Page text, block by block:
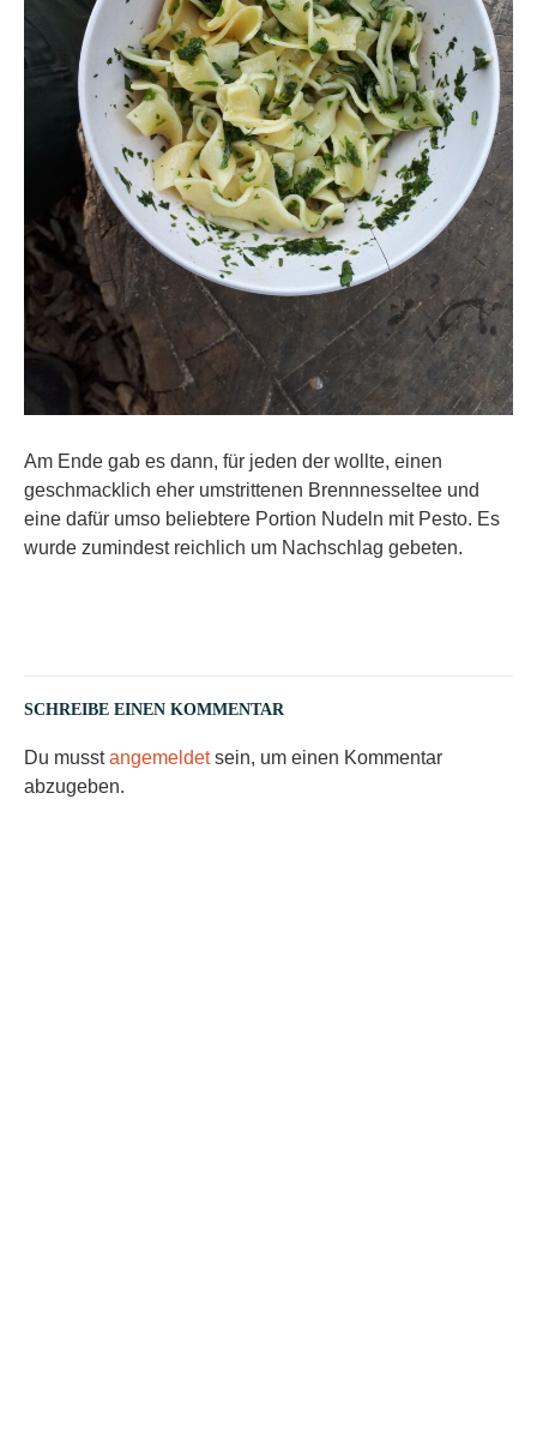
Am Ende gab es dann, für jeden der wollte, einen
geschmacklich eher umstrittenen Brennnesseltee und
eine dafür umso beliebtere Portion Nudeln mit Pesto. Es
wurde zumindest reichlich um Nachschlag gebeten.
SCHREIBE EINEN KOMMENTAR
Du musstangemeldetsein, um einen Kommentar
abzugeben.